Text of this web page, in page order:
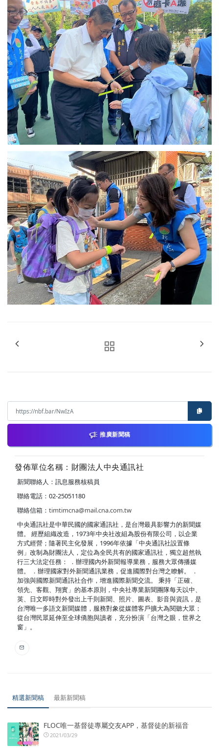
推廣新聞稿
發佈單位名稱：財團法人中央通訊社
新聞聯絡人：訊息服務核稿員
聯絡電話：02-25051180
聯絡信箱： timtimcna@mail.cna.com.tw
中央通訊社是中華民國的國家通訊社，是台灣最具影響力的新聞媒
體。 經歷組織改造，1973年中央社改組為股份有限公司，以企業
方式經營；隨著民主化發展，1996年依據「中央通訊社設置條
例」改制為財團法人，定位為全民共有的國家通訊社，獨立超然執
行三大法定任務： ．辦理國內外新聞報導業務，服務大眾傳播媒
體。 ．辦理國家對外新聞通訊業務，促進國際對台灣之瞭解。 ．
加強與國際新聞通訊社合作，增進國際新聞交流。 秉持「正確、
領先、客觀、翔實」的基本原則，中央社專業新聞團隊每天以中、
英、日文即時對外發出上千則新聞、照片、圖表、影音與資訊，是
台灣唯一多語文新聞媒體，服務對象從媒體客戶擴大為閱聽大眾；
從台灣民眾延伸至全球僑胞與讀者，充分扮演「台灣之眼，世界之
窗」。
精選新聞稿 最新新聞稿
FLOC唯一基督徒專屬交友APP，基督徒的新福音
2021/03/29